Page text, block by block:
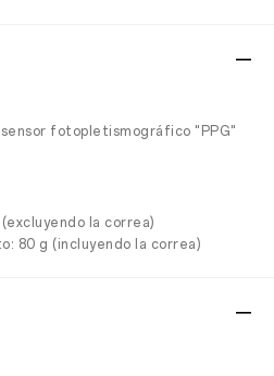
sensor fotopletismográfico "PPG"
la correa)
80 g (incluyendo la correa)